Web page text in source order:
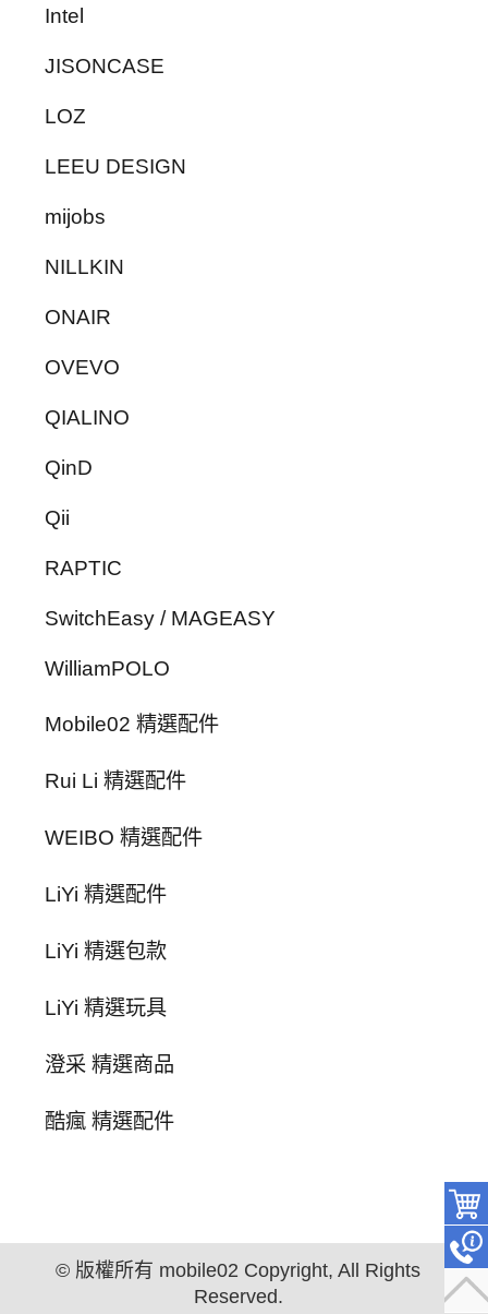
Intel
JISONCASE
LOZ
LEEU DESIGN
mijobs
NILLKIN
ONAIR
OVEVO
QIALINO
QinD
Qii
RAPTIC
SwitchEasy / MAGEASY
WilliamPOLO
Mobile02 精選配件
Rui Li 精選配件
WEIBO 精選配件
LiYi 精選配件
LiYi 精選包款
LiYi 精選玩具
澄采 精選商品
酷瘋 精選配件
© 版權所有 mobile02 Copyright, All Rights
Reserved.